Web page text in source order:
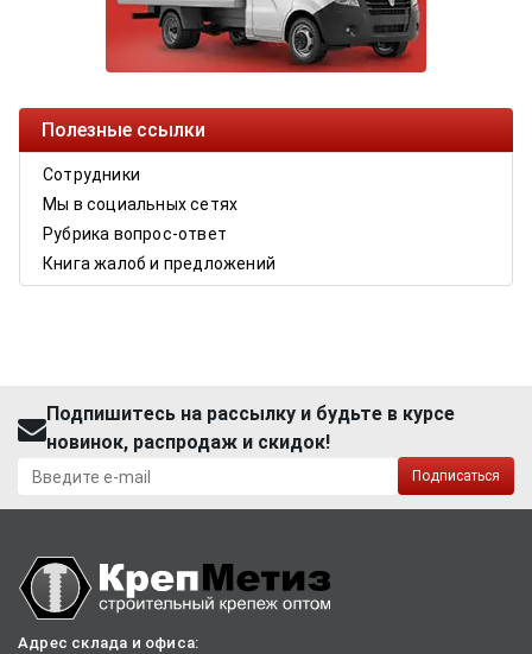
Полезные ссылки
Сотрудники
Мы в социальных сетях
Рубрика вопрос-ответ
Книга жалоб и предложений
Подпишитесь на рассылку и будьте в курсе
новинок, распродаж и скидок!
Подписаться
Адрес склада и офиса: